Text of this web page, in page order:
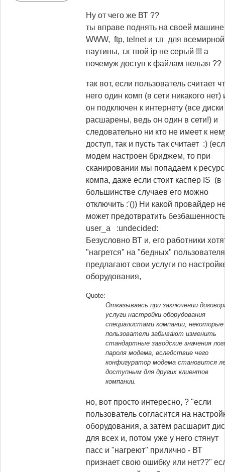
Ну от чего же ВТ ??
ты вправе поднять на своей машине
WWW, ftp, telnet и т.п для всемирной
паутины, т.к твой ip не серый !!! а
почемуж доступ к файлам нельзя ??
так вот, если пользователь считает
него один комп (в сети никакого нет)
он подключен к интернету (все диски
расшарены, ведь он один в сети!) и
следовательно ни кто не имеет к
доступ, так и пусть так считает :)
модем настроен бриджем, то при
сканировании мы попадаем к
компа, даже если стоит каспер IS (в
большинстве случаев его можно
отключить :'()) Ни какой провайдер
может предотвратить
user_а :undecided:
Безусловно ВТ и, его работники
"нагрется" на "бедных"
предлагают свои услуги по
оборудования,
Quote:
Отказываясь при заключении
услуги настройки оборудования
специалистами компании, некоторые
пользователи забывают изменить
стандартные заводские значения
пароля модема, вследствие чего
конфигуратор модема становится
доступным для других клиентов
компании.
но, вот просто интересно, ? "если
пользователь согласится на
оборудования, а затем расшарит
для всех и, потом уже у него стянут
пасс и "нагреют" прилично - ВТ
признает свою ошибку или нет??"